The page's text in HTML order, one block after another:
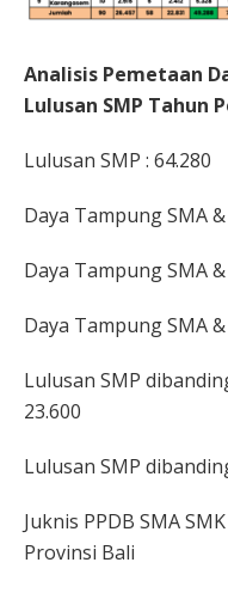
Analisis Pemetaan
Lulusan SMP Tahun
Lulusan SMP : 64.280
Daya Tampung SMA
Daya Tampung SMA
Daya Tampung SMA
Lulusan SMP
23.600
Lulusan SMP
Juknis PPDB SMA
Provinsi Bali